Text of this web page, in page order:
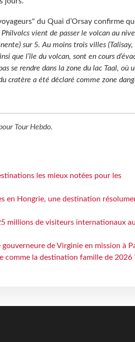
du Quai d’Orsay confirme
vient de passer le volcan au
sur 5. Au moins trois villes
que l’île du volcan, sont en cours
se rendre dans la zone du lac Taal, où
cratère a été déclaré comme zone
Tour Hebdo.
les mieux notées pour les
en Hongrie, une destination
millions de visiteurs internationaux au
de Virginie en mission à
comme la destination famille de 2026